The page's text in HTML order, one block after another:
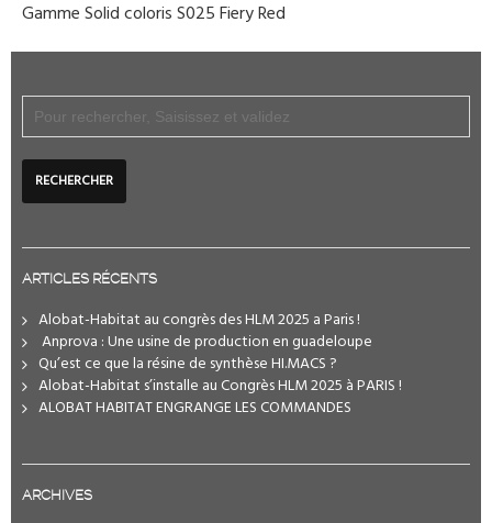
Gamme Solid coloris S025 Fiery Red
ARTICLES RÉCENTS
Alobat-Habitat au congrès des HLM 2025 a Paris !
️ Anprova : Une usine de production en guadeloupe
Qu’est ce que la résine de synthèse HI.MACS ?
Alobat-Habitat s’installe au Congrès HLM 2025 à PARIS !
ALOBAT HABITAT ENGRANGE LES COMMANDES
ARCHIVES